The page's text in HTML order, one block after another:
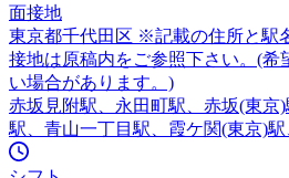
面接地
東京都千代田区 ※記載の住所と駅
接地は原稿内をご参照下さい。(希
い場合があります。)
赤坂見附駅、永田町駅、赤坂(東京
駅、青山一丁目駅、霞ケ関(東京)